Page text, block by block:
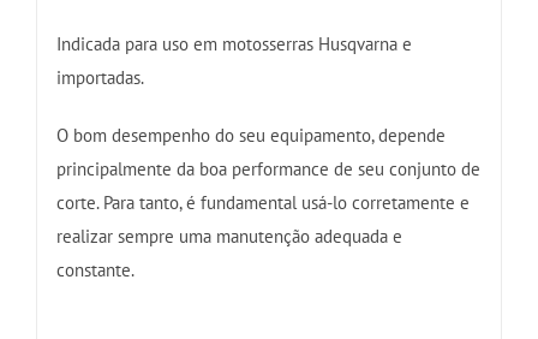
Indicada para uso em motosserras Husqvarna e
importadas.
O bom desempenho do seu equipamento, depende
principalmente da boa performance de seu conjunto de
corte. Para tanto, é fundamental usá-lo corretamente e
realizar sempre uma manutenção adequada e
constante.